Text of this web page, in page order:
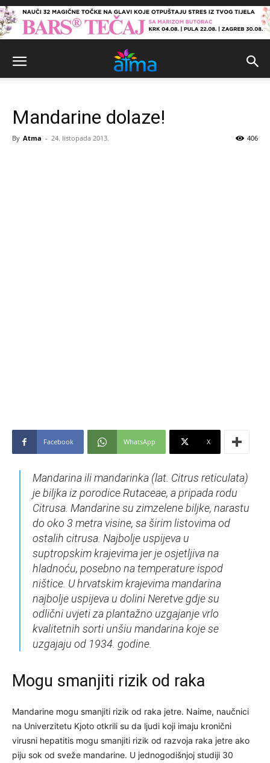
Mandarine dolaze!
By Atma - 24. listopada 2013. 406
Facebook WhatsApp X
Mandarina ili mandarinka (lat. Citrus reticulata)
je biljka iz porodice Rutaceae, a pripada rodu
Citrusa. Mandarine su zimzelene biljke, narastu
do oko 3 metra visine, sa širim listovima od
ostalih citrusa. Najbolje uspijeva u
suptropskim krajevima jer je osjetljiva na
hladnoću, posebno na temperature ispod
ništice. U hrvatskim krajevima mandarina
najbolje uspijeva u dolini Neretve gdje su
odlični uvjeti za plantažno uzgajanje vrlo
kvalitetnih sorti unšiu mandarina koje se
uzgajaju od 1934. godine.
Mogu smanjiti rizik od raka
Mandarine mogu smanjiti rizik od raka jetre. Naime, naučnici
na Univerzitetu Kjoto otkrili su da ljudi koji imaju kronični
virusni hepatitis mogu smanjiti rizik od razvoja raka jetre ako
piju sok od sveže mandarine. U jednogodišnjoj studiji 30